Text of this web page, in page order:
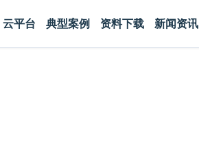
云平台 典型案例 资料下载 新闻资讯